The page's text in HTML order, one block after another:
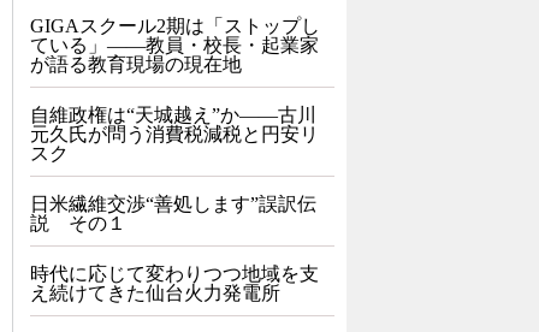
GIGAスクール2期は「ストップし
ている」——教員・校長・起業家
が語る教育現場の現在地
自維政権は“天城越え”か――古川
元久氏が問う消費税減税と円安リ
スク
日米繊維交渉“善処します”誤訳伝
説 その１
時代に応じて変わりつつ地域を支
え続けてきた仙台火力発電所